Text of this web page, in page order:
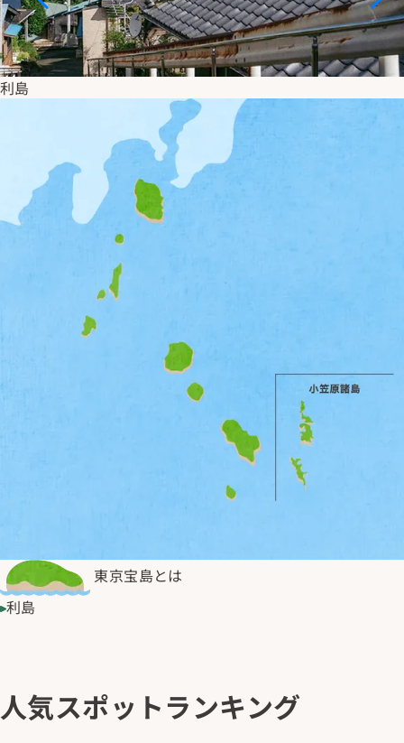
大島（泉津の切通し）
利島
新島（前浜海岸）
式根島（泊海水浴場）
神津島（天上山）
三宅島（今崎海岸）
御蔵島（白滝）
八丈島（神湊港）
青ヶ島（ひんぎゃ）
父島（境浦海岸）
母島（北村小学校跡）
東京宝島とは
利島
人気スポットランキング